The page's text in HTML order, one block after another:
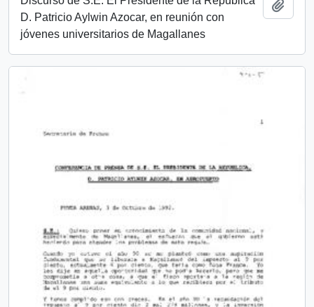
D. Patricio Aylwin Azocar, en reunión con
jóvenes universitarios de Magallanes